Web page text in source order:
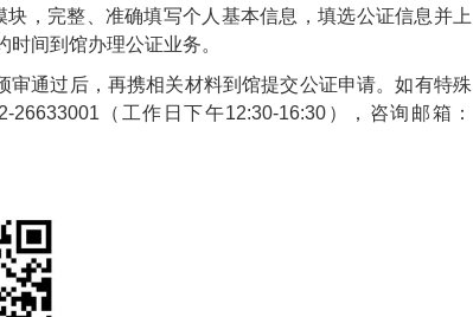
块，完整、准确填写个人基本信息，填选公证信息并上
间到馆办理公证业务。
审通过后，再携相关材料到馆提交公证申请。如有特殊
26633001（工作日下午12:30-16:30），咨询邮箱 ：